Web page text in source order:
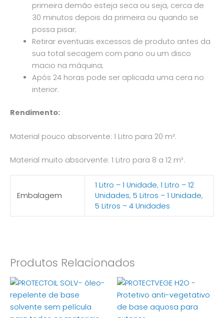
primeira demão esteja seca ou seja, cerca de
30 minutos depois da primeira ou quando se
possa pisar;
Retirar eventuais excessos de produto antes da
sua total secagem com pano ou um disco
macio na máquina;
Após 24 horas pode ser aplicada uma cera no
interior.
Rendimento:
Material pouco absorvente: 1 Litro para 20 m².
Material muito absorvente: 1 Litro para 8 a 12 m².
Embalagem
1 Litro – 1 Unidade, 1 Litro – 12
Unidades, 5 Litros – 1 Unidade,
5 Litros – 4 Unidades
Produtos Relacionados
Price
€30,58
through
€177,45
This
product
has
Price
€13,65
through
€58,01
This
product
has